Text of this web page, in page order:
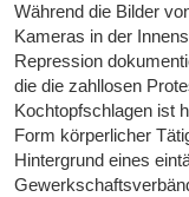
Während die Bilder
Kameras in der
Repression
die die zahllosen
Kochtopfschlagen ist
Form körperlicher
Hintergrund eines